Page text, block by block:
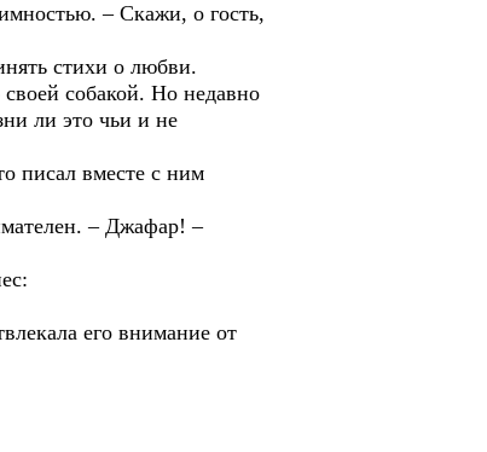
– Скажи, о гость,
стихи о любви.
собакой. Но недавно
ли это чьи и не
писал вместе с ним
– Джафар! –
его внимание от